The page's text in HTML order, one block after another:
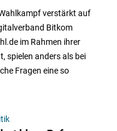
verstärkt auf
Bitkom
im Rahmen ihrer
spielen anders als bei
Fragen eine so